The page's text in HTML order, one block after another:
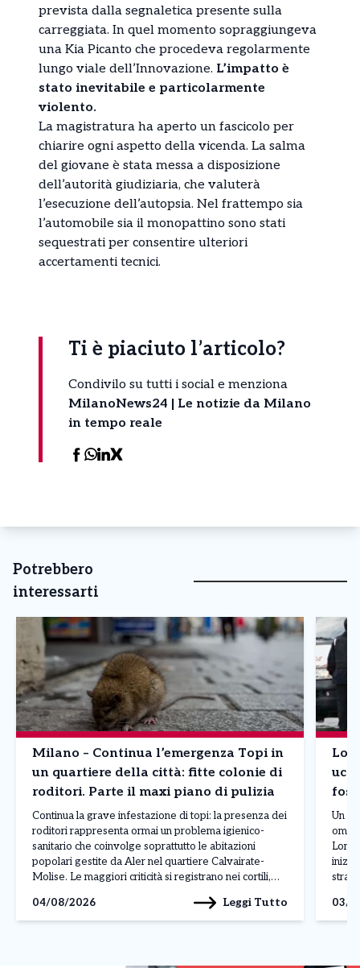
prevista dalla segnaletica presente sulla
carreggiata. In quel momento sopraggiungeva
una Kia Picanto che procedeva regolarmente
lungo viale dell’Innovazione. L’impatto è
stato inevitabile e particolarmente
violento.
La magistratura ha aperto un fascicolo per
chiarire ogni aspetto della vicenda. La salma
del giovane è stata messa a disposizione
dell’autorità giudiziaria, che valuterà
l’esecuzione dell’autopsia. Nel frattempo sia
l’automobile sia il monopattino sono stati
sequestrati per consentire ulteriori
accertamenti tecnici.
Ti è piaciuto l’articolo?
Condivilo su tutti i social e menziona
MilanoNews24 | Le notizie da Milano
in tempo reale
Potrebbero
interessarti
Milano – Continua l’emergenza Topi in
un quartiere della città: fitte colonie di
roditori. Parte il maxi piano di pulizia
Continua la grave infestazione di topi: la presenza dei
roditori rappresenta ormai un problema igienico-
sanitario che coinvolge soprattutto le abitazioni
popolari gestite da Aler nel quartiere Calvairate-
Molise. Le maggiori criticità si registrano nei cortili,
aggiungono rifiuti abbandonati, insetti infestanti e
perfino danni alle infrastrutture, come […]
04/08/2026 Leggi Tutto
Un
[…]
03/